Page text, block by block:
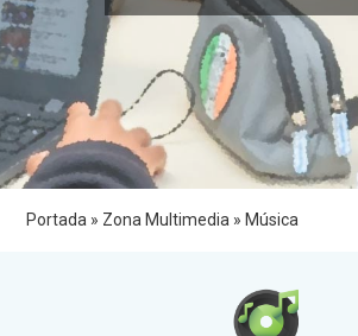
Portada » Zona Multimedia » Música